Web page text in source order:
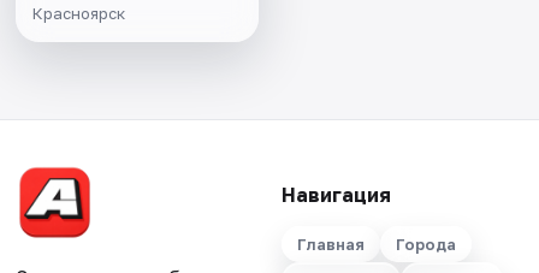
Красноярск
Навигация
Главная
Города